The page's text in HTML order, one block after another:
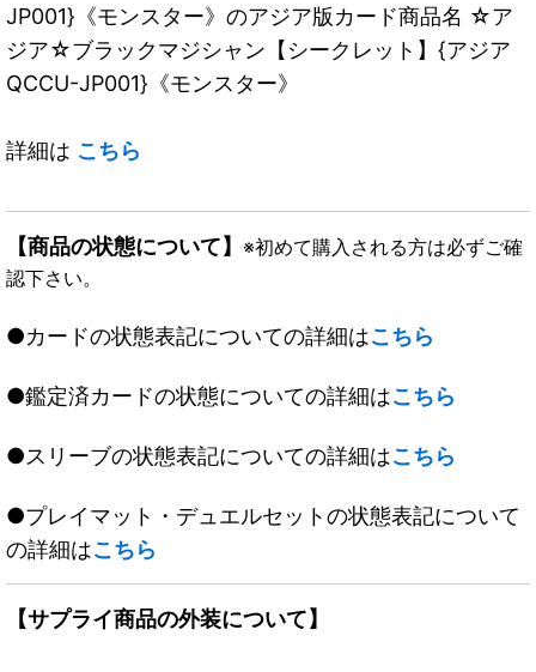
JP001}《モンスター》のアジア版カード商品名 ☆ア
ジア☆ブラックマジシャン【シークレット】{アジア
QCCU-JP001}《モンスター》
詳細は こちら
【商品の状態について】 ※初めて購入される方は必ずご確
認下さい。
●カードの状態表記についての詳細はこちら
●鑑定済カードの状態についての詳細はこちら
●スリーブの状態表記についての詳細はこちら
●プレイマット・デュエルセットの状態表記について
の詳細はこちら
【サプライ商品の外装について】